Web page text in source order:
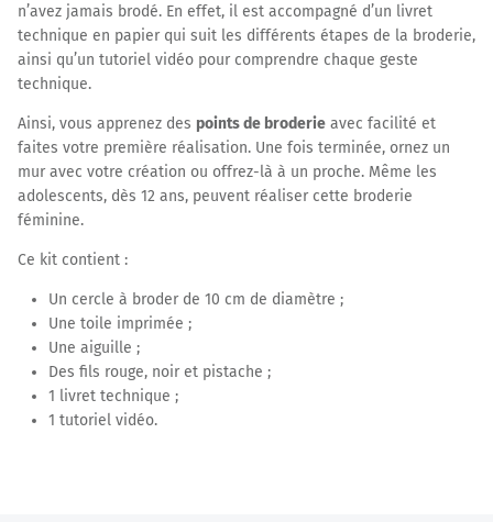
n’avez jamais brodé. En effet, il est accompagné d’un livret
technique en papier qui suit les différents étapes de la broderie,
ainsi qu’un tutoriel vidéo pour comprendre chaque geste
technique.
Ainsi, vous apprenez des points de broderie avec facilité et
faites votre première réalisation. Une fois terminée, ornez un
mur avec votre création ou offrez-là à un proche. Même les
adolescents, dès 12 ans, peuvent réaliser cette broderie
féminine.
Ce kit contient :
Un cercle à broder de 10 cm de diamètre ;
Une toile imprimée ;
Une aiguille ;
Des fils rouge, noir et pistache ;
1 livret technique ;
1 tutoriel vidéo.